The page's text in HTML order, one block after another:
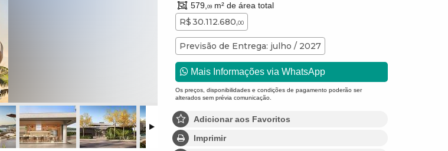
579, 09 m² de área total
R$ 30.112.680,00
Previsão de Entrega: julho / 2027
Mais Informações via WhatsApp
Os preços, disponibilidades e condições de pagamento poderão ser
alterados sem prévia comunicação.
Adicionar aos Favoritos
Imprimir